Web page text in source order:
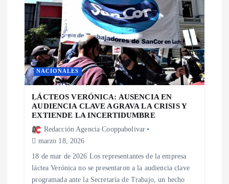
d
e
e
n
NACIONALES
LÁCTEOS VERÓNICA: AUSENCIA EN
AUDIENCIA CLAVE AGRAVA LA CRISIS Y
EXTIENDE LA INCERTIDUMBRE
Redacción Agencia Cooppabolivar
marzo 18, 2026
18 de mar de 2026 Los representantes de la empresa
láctea Verónica no se presentaron a la audiencia clave
programada ante la Secretaría de Trabajo, un hecho